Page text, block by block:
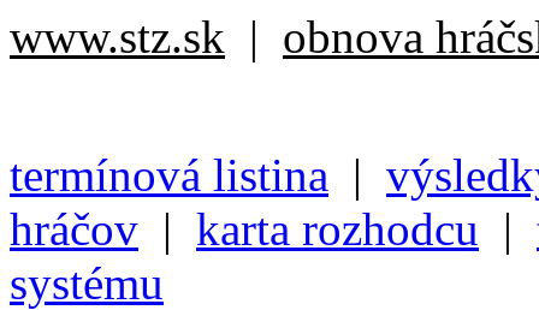
www.stz.sk | obnova
termínová listina |
hráčov | karta rozhodcu |
systému